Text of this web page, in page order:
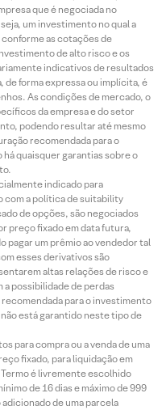
que é negociada no
um investimento no qual a
as cotações de
de alto risco e os
indicativos de resultados
forma expressa ou implícita, é
As condições de mercado, o
da empresa e do setor
podendo resultar até mesmo
recomendada para o
quaisquer garantias sobre o
indicado para
com a política de suitability
de opções, são negociados
preço fixado em data futura,
pagar um prêmio ao vendedor tal
esses derivativos são
altas relações de risco e
possibilidade de perdas
para o investimento
está garantido neste tipo de
para compra ou a venda de uma
fixado, para liquidação em
é livremente escolhido
de 16 dias e máximo de 999
de uma parcela